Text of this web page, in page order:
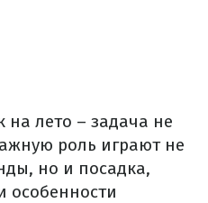
на лето – задача не
роль играют не
но и посадка,
особенности